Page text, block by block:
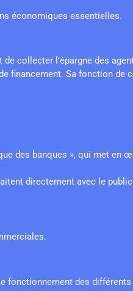
économiques essentielles.
collecter l’épargne des
financement. Sa fonction de
des banques », qui met en
directement avec le
fonctionnement des différents